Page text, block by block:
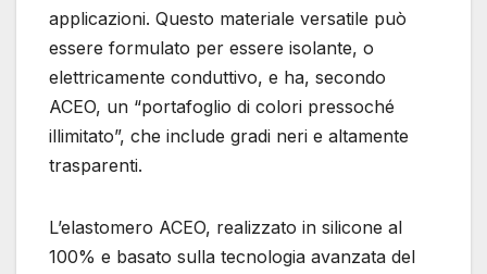
applicazioni. Questo materiale versatile può
essere formulato per essere isolante, o
elettricamente conduttivo, e ha, secondo
ACEO, un “portafoglio di colori pressoché
illimitato”, che include gradi neri e altamente
trasparenti.
L’elastomero ACEO, realizzato in silicone al
100% e basato sulla tecnologia avanzata del